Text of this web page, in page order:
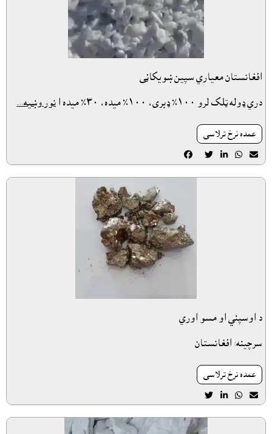
افغانستان معياري سپين ښويکاڼى
دري ډوله ټلک لرو ١٠٠٪ ډبری، ١٠٠٪ ميده، ٣٠٪ ميده ا نور وښيه...
عمده نرخ ترلاسى
    
د اوسپني او مسو اوري
سرچينه: افغانستان
عمده نرخ ترلاسى
   